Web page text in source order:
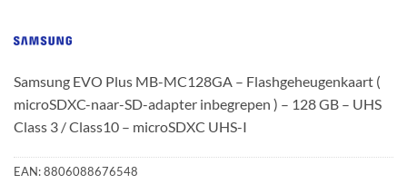
Samsung EVO Plus MB-MC128GA – Flashgeheugenkaart (
microSDXC-naar-SD-adapter inbegrepen ) – 128 GB – UHS
Class 3 / Class10 – microSDXC UHS-I
EAN:8806088676548